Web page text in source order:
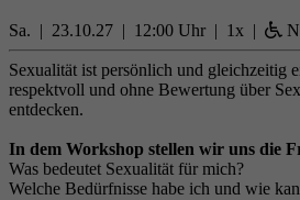
Sa. | 23.10.27 | 12:00 Uhr | 1x |
Sexualität ist persönlich und gleichzeitig
respektvoll und ohne Bewertung über
entdecken.
In dem Workshop stellen wir uns die
Was bedeutet Sexualität für mich?
Welche Bedürfnisse habe ich und wie